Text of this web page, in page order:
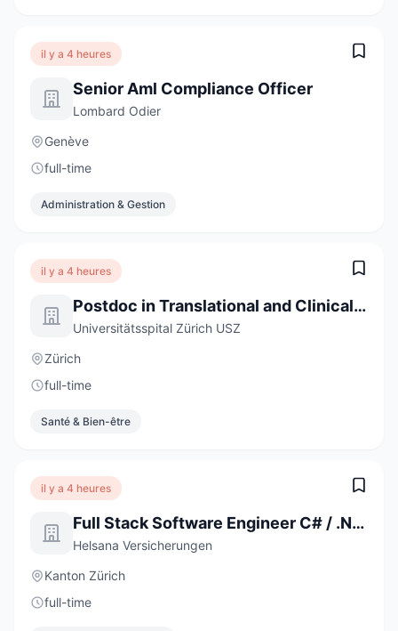
il y a 4 heures
Senior Aml Compliance Officer
Lombard Odier
Genève
full-time
Administration & Gestion
il y a 4 heures
Postdoc in Translational and Clinical Sarcoidosis Research 80-100%
Universitätsspital Zürich USZ
Zürich
full-time
Santé & Bien-être
il y a 4 heures
Full Stack Software Engineer C# / .NET / React (a) 80-100%
Helsana Versicherungen
Kanton Zürich
full-time